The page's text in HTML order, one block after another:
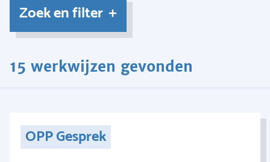
Zoek en filter
15 werkwijzen gevonden
OPP Gesprek